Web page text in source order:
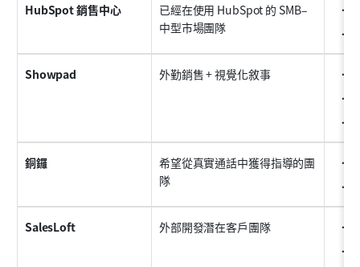
HubSpot 銷售中心
已經在使用 HubSpot 的 SMB–
中型市場團隊
Showpad 外勤銷售 + 視覺化敘事
銅鑼
希望從真實通話中獲得指導的團
隊
SalesLoft 外部開發潛在客戶團隊